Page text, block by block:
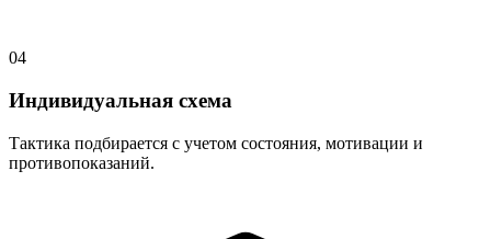
04
Индивидуальная схема
Тактика подбирается с учетом состояния, мотивации и
противопоказаний.